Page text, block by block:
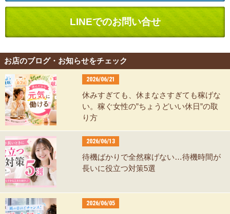
LINEでのお問い合せ
お店のブログ・お知らせをチェック
2026/06/21
休みすぎても、休まなさすぎても稼げな
い。稼ぐ女性の”ちょうどいい休日”の取
り方
2026/06/13
待機ばかりで全然稼げない…待機時間が
長いに役立つ対策5選
2026/06/05